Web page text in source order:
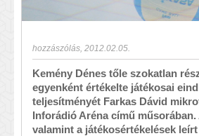
hozzászólás 2012.02.05.
Kemény Dénes tőle szokatlan
egyenként értékelte játékosai
teljesítményét Farkas Dávid
Inforádió Aréna című műsorában.
valamint a játékosértékelések